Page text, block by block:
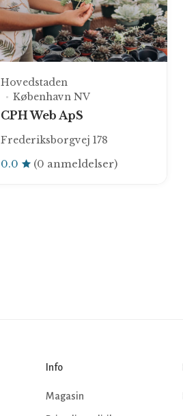
Hovedstaden
København NV
CPH Web ApS
Frederiksborgvej 178
0.0 (0 anmeldelser)
Info
Magasin